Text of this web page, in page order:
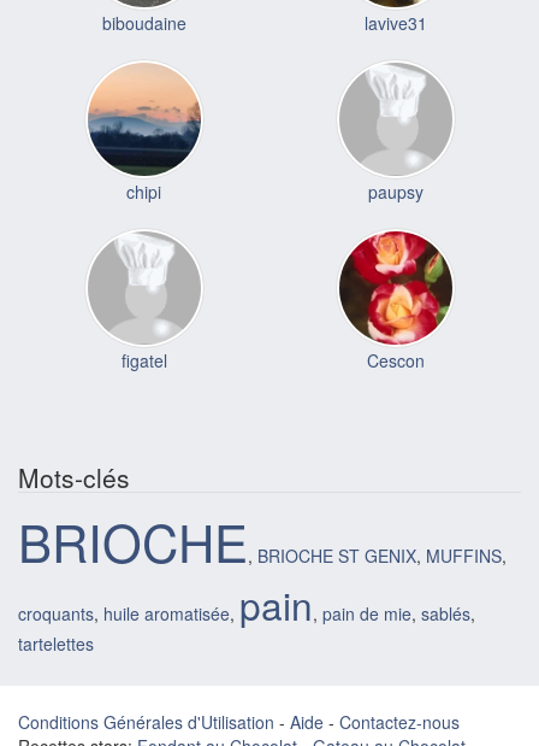
biboudaine lavive31
chipi paupsy
figatel Cescon
Mots-clés
BRIOCHE, BRIOCHE ST GENIX, MUFFINS,
croquants, huile aromatisée, pain, pain de mie, sablés,
tartelettes
Conditions Générales d'Utilisation - Aide - Contactez-nous